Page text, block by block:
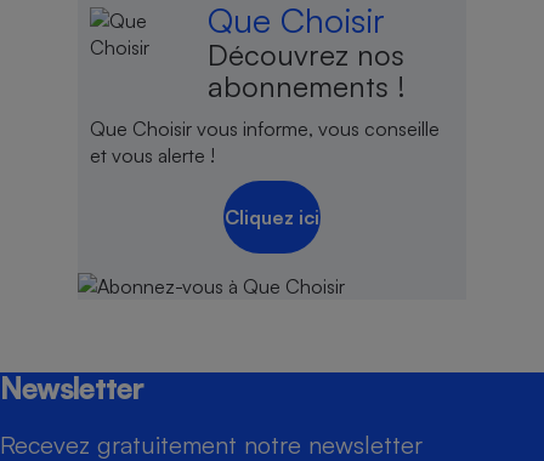
Que Choisir
Découvrez nos
abonnements !
Que Choisir vous informe, vous conseille
et vous alerte !
Cliquez ici
Newsletter
Recevez gratuitement notre newsletter